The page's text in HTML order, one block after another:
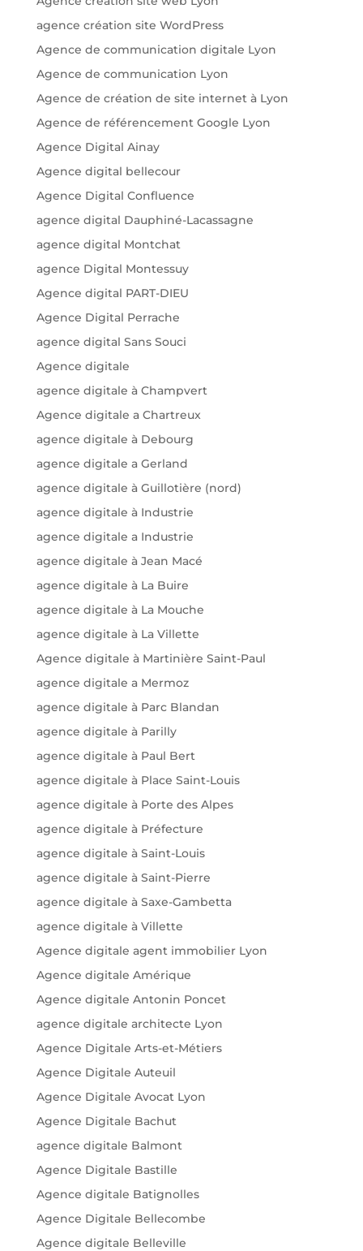
agence création site WordPress
Agence de communication digitale Lyon
Agence de communication Lyon
Agence de création de site internet à Lyon
Agence de référencement Google Lyon
Agence Digital Ainay
Agence digital bellecour
Agence Digital Confluence
agence digital Dauphiné-Lacassagne
agence digital Montchat
agence Digital Montessuy
Agence digital PART-DIEU
Agence Digital Perrache
agence digital Sans Souci
Agence digitale
agence digitale à Champvert
Agence digitale a Chartreux
agence digitale à Debourg
agence digitale a Gerland
agence digitale à Guillotière (nord)
agence digitale à Industrie
agence digitale a Industrie
agence digitale à Jean Macé
agence digitale à La Buire
agence digitale à La Mouche
agence digitale à La Villette
Agence digitale à Martinière Saint-Paul
agence digitale a Mermoz
agence digitale à Parc Blandan
agence digitale à Parilly
agence digitale à Paul Bert
agence digitale à Place Saint-Louis
agence digitale à Porte des Alpes
agence digitale à Préfecture
agence digitale à Saint-Louis
agence digitale à Saint-Pierre
agence digitale à Saxe-Gambetta
agence digitale à Villette
Agence digitale agent immobilier Lyon
Agence digitale Amérique
Agence digitale Antonin Poncet
agence digitale architecte Lyon
Agence Digitale Arts-et-Métiers
Agence Digitale Auteuil
Agence Digitale Avocat Lyon
Agence Digitale Bachut
agence digitale Balmont
Agence Digitale Bastille
Agence digitale Batignolles
Agence Digitale Bellecombe
Agence digitale Belleville